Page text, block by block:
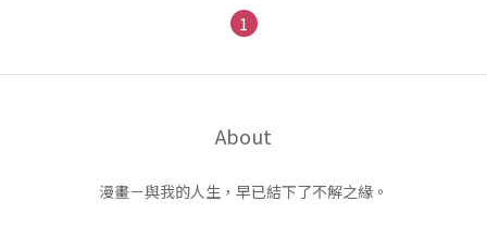
1
About
漫畫－與我的人生，早已結下了不解之緣。